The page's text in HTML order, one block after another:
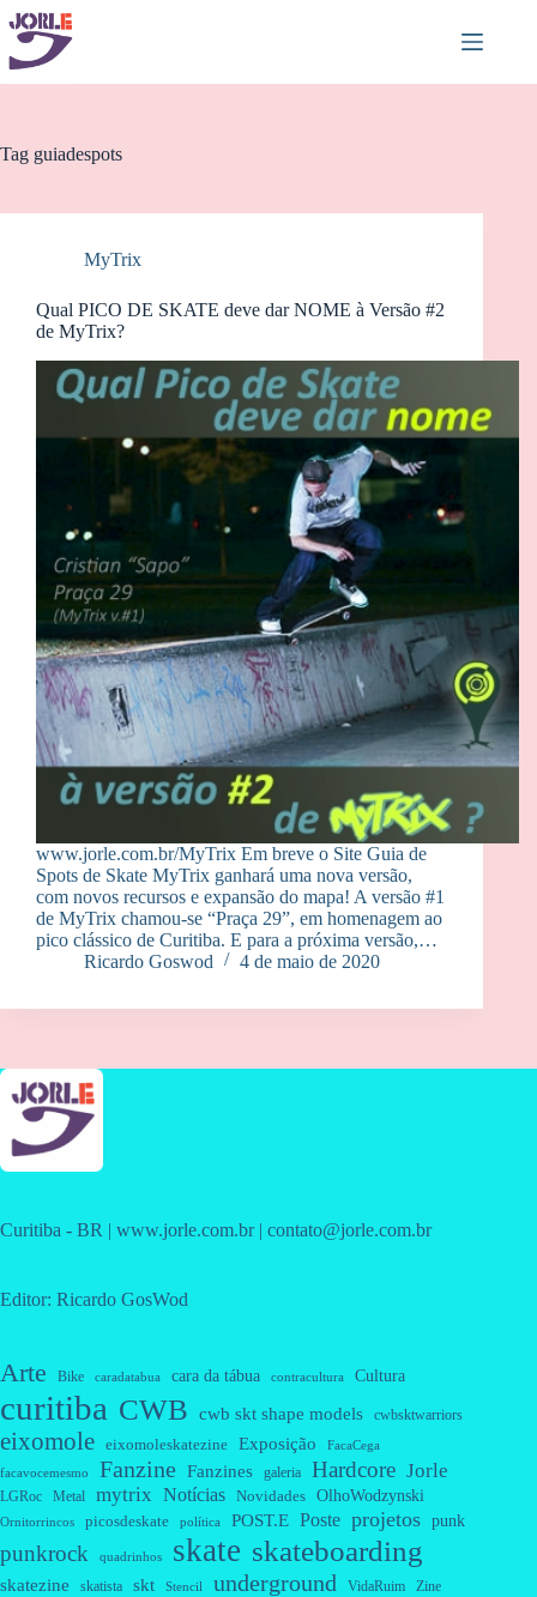
Pular
para
conteúdo
Tag guiadespots
MyTrix
Qual PICO DE SKATE deve dar NOME à Versão #2
de MyTrix?
www.jorle.com.br/MyTrix Em breve o Site Guia de
Spots de Skate MyTrix ganhará uma nova versão,
com novos recursos e expansão do mapa! A versão #1
de MyTrix chamou-se “Praça 29”, em homenagem ao
pico clássico de Curitiba. E para a próxima versão,…
Ricardo Goswod
4 de maio de 2020
Curitiba - BR | www.jorle.com.br | contato@jorle.com.br
Editor: Ricardo GosWod
Arte Bike caradatabua cara da tábua contracultura Cultura
curitiba CWB cwb skt shape models cwbsktwarriors
eixomole eixomoleskatezine Exposição FacaCega
facavocemesmo Fanzine Fanzines galeria Hardcore Jorle
LGRoc Metal mytrix Notícias Novidades OlhoWodzynski
Ornitorrincos picosdeskate política POST.E Poste projetos punk
punkrock quadrinhos skate skateboarding
skatezine skatista skt Stencil underground VidaRuim Zine